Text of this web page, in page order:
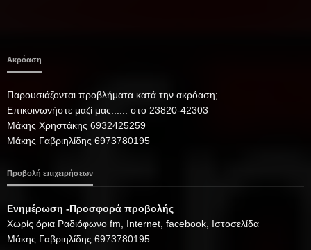
Ακρόαση
Παρουσιάζονται προβλήματα κατά την ακρόαση;
Επικοινωνήστε μαζί μας...... στο 23820-42303
Μάκης Χρηστάκης 6932425259
Μάκης Γαβριηλίδης 6973780195
Προβολή επιχειρήσεων
Ενημέρωση -Προσφορά προβολής
Xωρίς όρια Ραδιόφωνο fm, Internet, facebook, Ιστοσελίδα
Μάκης Γαβριηλίδης 6973780195